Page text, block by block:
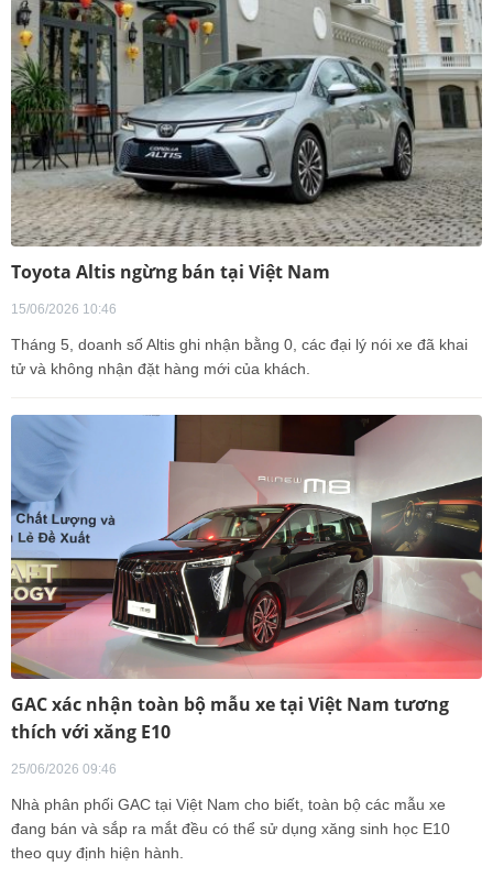
Toyota Altis ngừng bán tại Việt Nam
15/06/2026 10:46
Tháng 5, doanh số Altis ghi nhận bằng 0, các đại lý nói xe đã khai
tử và không nhận đặt hàng mới của khách.
GAC xác nhận toàn bộ mẫu xe tại Việt Nam tương
thích với xăng E10
25/06/2026 09:46
Nhà phân phối GAC tại Việt Nam cho biết, toàn bộ các mẫu xe
đang bán và sắp ra mắt đều có thể sử dụng xăng sinh học E10
theo quy định hiện hành.